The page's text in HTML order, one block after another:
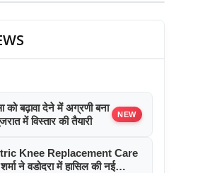
को बढ़ावा देने में अग्रणी बना
में विस्तार की तैयारी
NEW
Knee Replacement Care
ने वडोदरा में हासिल की नई